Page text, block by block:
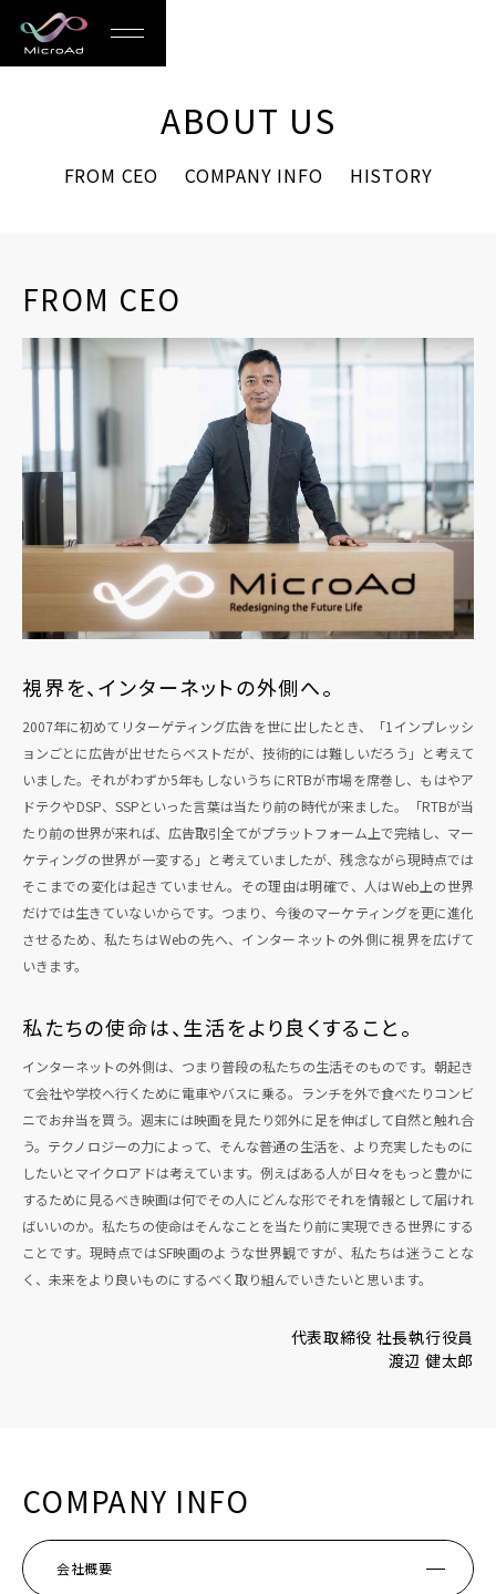
MicroAd
the
ABOUT US
FROM CEO COMPANY INFO HISTORY
FROM CEO
視界を、インターネットの外側へ。
2007年に初めてリターゲティング広告を世に出したとき、「1インプレッシ
ョンごとに広告が出せたらベストだが、技術的には難しいだろう」と考えて
いました。それがわずか5年もしないうちにRTBが市場を席巻し、もはやア
ドテクやDSP、SSPといった言葉は当たり前の時代が来ました。「RTBが当
たり前の世界が来れば、広告取引全てがプラットフォーム上で完結し、マー
ケティングの世界が一変する」と考えていましたが、残念ながら現時点では
そこまでの変化は起きていません。その理由は明確で、人はWeb上の世界
だけでは生きていないからです。つまり、今後のマーケティングを更に進化
させるため、私たちはWebの先へ、インターネットの外側に視界を広げて
いきます。
私たちの使命は、生活をより良くすること。
インターネットの外側は、つまり普段の私たちの生活そのものです。朝起き
て会社や学校へ行くために電車やバスに乗る。ランチを外で食べたりコンビ
ニでお弁当を買う。週末には映画を見たり郊外に足を伸ばして自然と触れ合
う。テクノロジーの力によって、そんな普通の生活を、より充実したものに
したいとマイクロアドは考えています。例えばある人が日々をもっと豊かに
するために見るべき映画は何でその人にどんな形でそれを情報として届けれ
ばいいのか。私たちの使命はそんなことを当たり前に実現できる世界にする
ことです。現時点ではSF映画のような世界観ですが、私たちは迷うことな
く、未来をより良いものにするべく取り組んでいきたいと思います。
代表取締役 社長執行役員
渡辺 健太郎
COMPANY INFO
会社概要